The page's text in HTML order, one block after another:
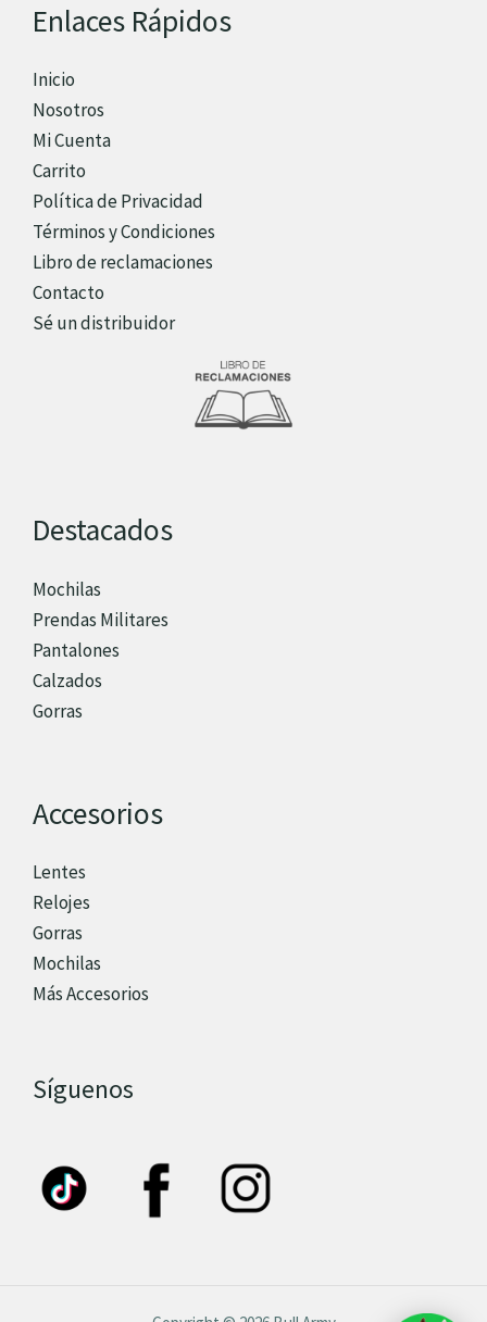
Enlaces Rápidos
Inicio
Nosotros
Mi Cuenta
Carrito
Política de Privacidad
Términos y Condiciones
Libro de reclamaciones
Contacto
Sé un distribuidor
Destacados
Mochilas
Prendas Militares
Pantalones
Calzados
Gorras
Accesorios
Lentes
Relojes
Gorras
Mochilas
Más Accesorios
Síguenos